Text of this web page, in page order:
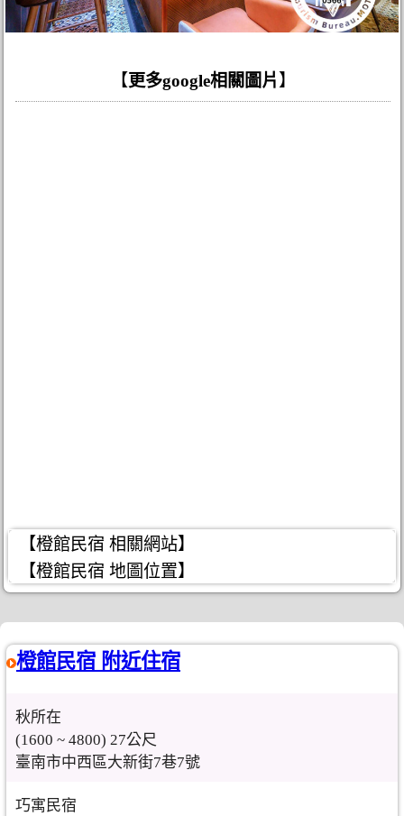
【更多google相關圖片】
【橙館民宿 相關網站】
【橙館民宿 地圖位置】
橙館民宿 附近住宿
秋所在
(1600 ~ 4800) 27公尺
臺南市中西區大新街7巷7號
巧寓民宿